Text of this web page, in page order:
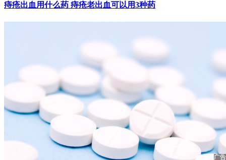
痔疮出血用什么药 痔疮老出血可以用3种药